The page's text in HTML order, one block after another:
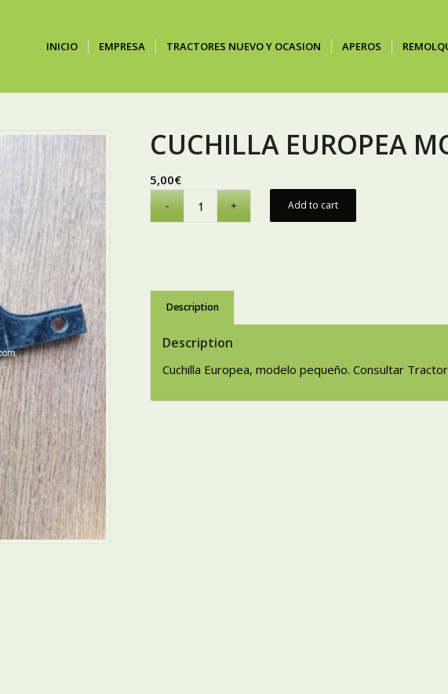
INICIO EMPRESA TRACTORES NUEVO Y OCASION APEROS
CUCHILLA EUROPEA
5,00€
Add to cart
Description
Description
Cuchilla Europea, modelo pequeño. Consultar